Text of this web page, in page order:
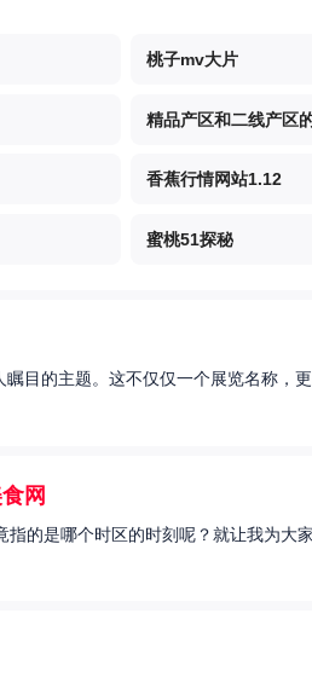
桃子mv大片
精品产区和二线产区
香蕉行情网站1.12
蜜桃51探秘
目的主题。这不仅仅一个展览名称，
网
的是哪个时区的时刻呢？就让我为大